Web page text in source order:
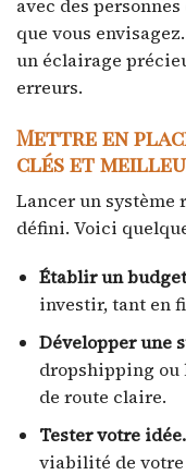
avec des
que vous
un éclairage
erreurs.
Mettre en
clés et
Lancer un système
défini. Voici
Établir un
investir, tant en
Développer une
dropshipping ou
de route claire.
Tester votre idée.
viabilité de votre